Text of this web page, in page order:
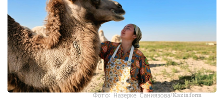
Фото: Назерке Саниязова/Kazinform